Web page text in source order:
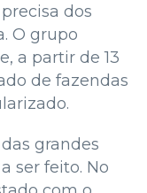
dos
O grupo
a partir de 13
de fazendas
grandes
ser feito. No